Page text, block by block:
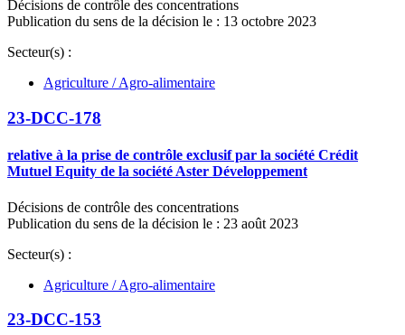
Décisions de contrôle des concentrations
Publication du sens de la décision le : 13 octobre 2023
Secteur(s) :
Agriculture / Agro-alimentaire
23-DCC-178
relative à la prise de contrôle exclusif par la société Crédit
Mutuel Equity de la société Aster Développement
Décisions de contrôle des concentrations
Publication du sens de la décision le : 23 août 2023
Secteur(s) :
Agriculture / Agro-alimentaire
23-DCC-153